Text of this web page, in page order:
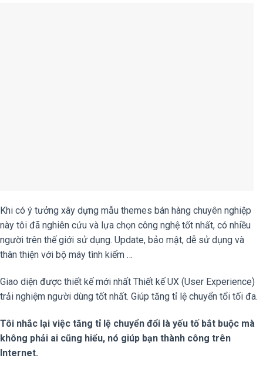
Khi có ý tưởng xây dựng mẫu themes bán hàng chuyên nghiệp
này tôi đã nghiên cứu và lựa chọn công nghệ tốt nhất, có nhiều
người trên thế giới sử dụng. Update, bảo mật, dễ sử dụng và
thân thiện với bộ máy tình kiếm …
Giao diện được thiết kế mới nhất Thiết kế UX (User Experience)
trải nghiệm người dùng tốt nhất. Giúp tăng tỉ lệ chuyển tổi tối đa.
Tôi nhắc lại việc tăng tỉ lệ chuyển đổi là yếu tố bắt buộc mà
không phải ai cũng hiểu, nó giúp bạn thành công trên
Internet.